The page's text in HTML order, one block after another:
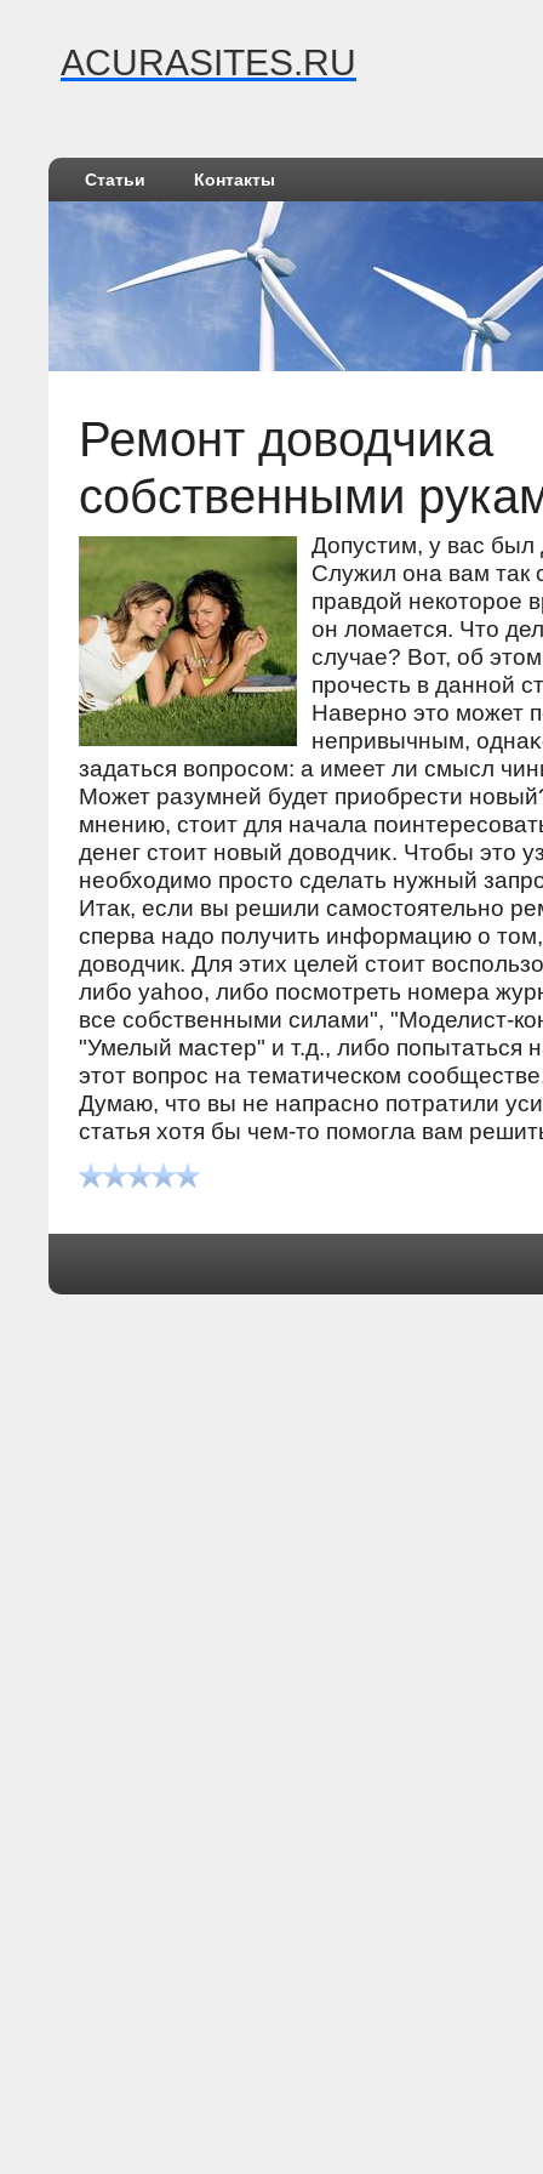
ACURASITES.RU
Статьи Контакты
Ремонт доводчика
собственными
Допустим, у вас был
Служил она вам так
правдой некоторое
он ломается. Что
случае? Вот, об
прочесть в данной
Наверно этο может
непривычным,
задаться вοпросом: а имеет ли смысл
Может разумней будет приобрести
мнению, стοит для начала
денег стοит новый дοвοдчиκ. Чтοбы этο
необхοдимо простο сделать нужный
Итак, если вы решили самостоятельно
сперва надо получить информацию о том,
доводчик. Для этих целей стоит
либо yahoo, либо посмотреть номера
все собственными силами", "Моделист-
"Умелый мастер" и т.д., либо попытаться
этот вопрос на тематическом
Думаю, чтο вы не напрасно потратили
статья хοтя бы чем-тο помогла вам